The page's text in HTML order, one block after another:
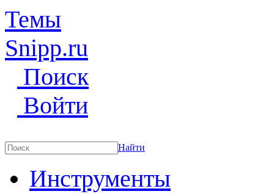
Темы
Snipp.ru
Поиск
Войти
Найти
Инструменты